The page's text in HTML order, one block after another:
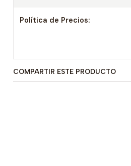
Política de Precios:
COMPARTIR ESTE PRODUCTO